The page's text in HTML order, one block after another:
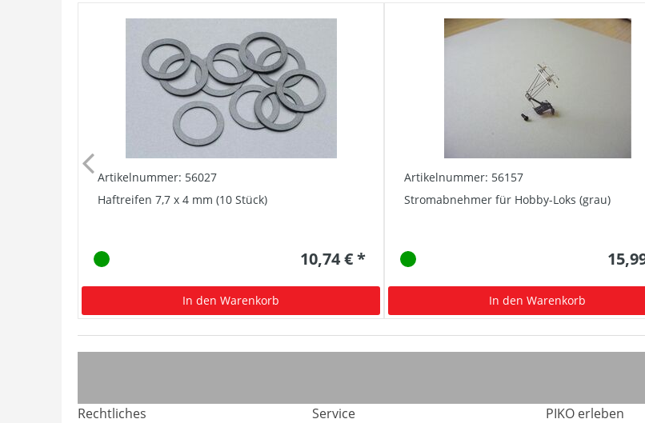
Artikelnummer: 56027
Haftreifen 7,7 x 4 mm (10 Stück)
10,74 € *
In den Warenkorb
Artikelnummer: 56157
Stromabnehmer für Hobby-Loks (grau)
In den Warenkorb
Rechtliches Service PIKO erleben